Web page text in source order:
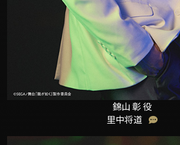
錦山 彰 役
里中将道